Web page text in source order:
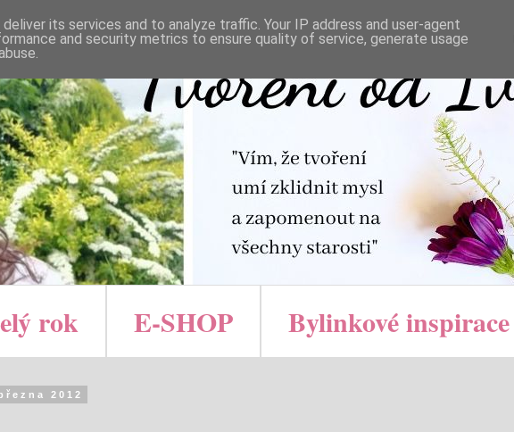
rok E-SHOP Bylinkové inspirace
2012
its services and to analyze traffic. Your IP address and user-agent
and security metrics to ensure quality of service, generate usage